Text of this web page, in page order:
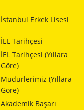
İstanbul Erkek Lisesi
İEL Tarihçesi
İEL Tarihçesi (Yıllara
Göre)
Müdürlerimiz (Yıllara
Göre)
Akademik Başarı